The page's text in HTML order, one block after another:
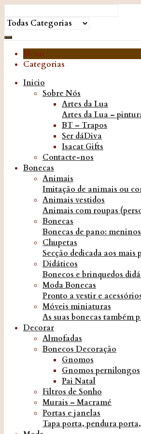
Menu
Categorias
Inicio
Sobre Nós
Artes da Lua
Artes da Lua –
BT – Trapos
Ser dáDiva
Isacat Gifts
Contacte-nos
Bonecas
Animais
Imitação de animais ou
Animais vestidos
Animais com roupas
Bonecas
Bonecas de pano:
Chupetas
Secção dedicada aos mais
Didáticos
Bonecos e brinquedos
Moda Bonecas
Pronto a vestir e
Móveis miniaturas
As suas bonecas também
Decorar
Almofadas
Bonecos Decoração
Gnomos
Gnomos pernilongos
Pai Natal
Filtros de Sonho
Murais – Macramé
Portas e janelas
Tapa porta, pendura